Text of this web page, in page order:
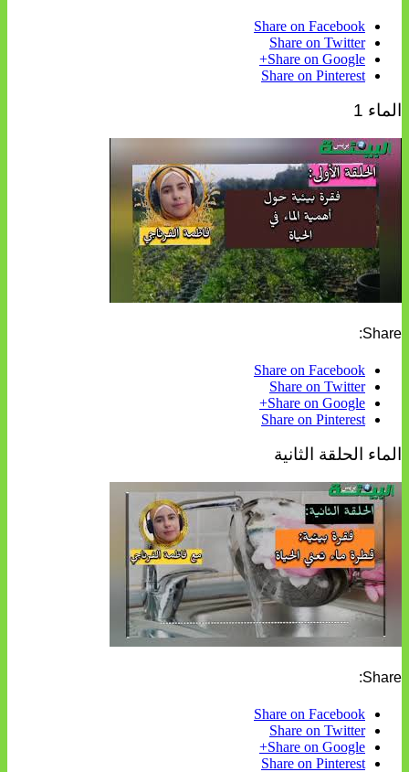
Share on Facebook
Share on Twitter
Share on Google+
Share on Pinterest
الماء 1
Share:
Share on Facebook
Share on Twitter
Share on Google+
Share on Pinterest
الماء الحلقة الثانية
Share:
Share on Facebook
Share on Twitter
Share on Google+
Share on Pinterest